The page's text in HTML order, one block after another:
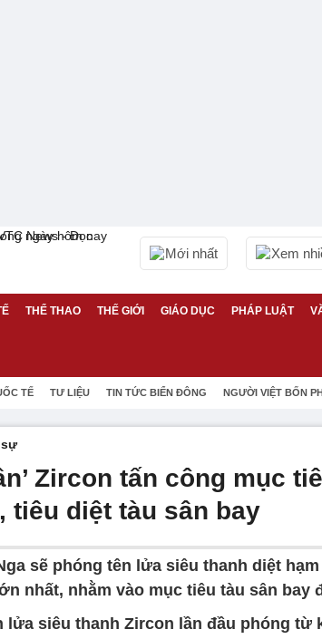
Mới nhất Xem
THỂ THAO THẾ GIỚI GIÁO DỤC PHÁP LUẬT
TẾ TƯ LIỆU TIN TỨC BIỂN ĐÔNG NGƯỜI VIỆT BỐN
Zircon tấn công mục
tiêu diệt tàu sân bay
sẽ phóng tên lửa siêu thanh diệt
nhất, nhằm vào mục tiêu tàu sân bay
lửa siêu thanh Zircon lần đầu phóng từ